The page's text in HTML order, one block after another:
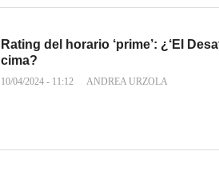
Rating del horario ‘prime’: ¿‘El
cima?
10/04/2024 - 11:12 ANDREA URZOLA